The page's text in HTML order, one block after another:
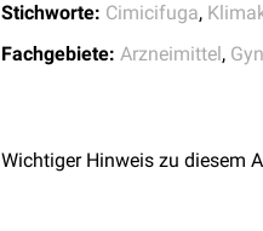
Stichworte: Cimicifuga,
Fachgebiete: Arzneimittel,
Wichtiger Hinweis zu diesem